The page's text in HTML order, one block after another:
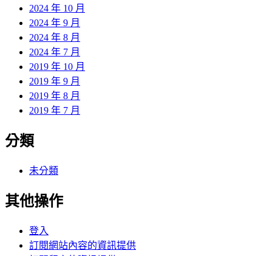
2024 年 10 月
2024 年 9 月
2024 年 8 月
2024 年 7 月
2019 年 10 月
2019 年 9 月
2019 年 8 月
2019 年 7 月
分類
未分類
其他操作
登入
訂閱網站內容的資訊提供